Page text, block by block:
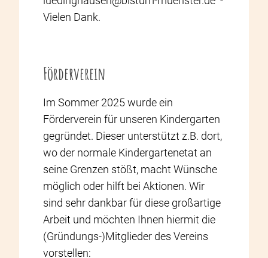
Vielen Dank.
Förderverein
Im Sommer 2025 wurde ein
Förderverein für unseren Kindergarten
gegründet. Dieser unterstützt z.B. dort,
wo der normale Kindergartenetat an
seine Grenzen stößt, macht Wünsche
möglich oder hilft bei Aktionen. Wir
sind sehr dankbar für diese großartige
Arbeit und möchten Ihnen hiermit die
(Gründungs-)Mitglieder des Vereins
vorstellen: